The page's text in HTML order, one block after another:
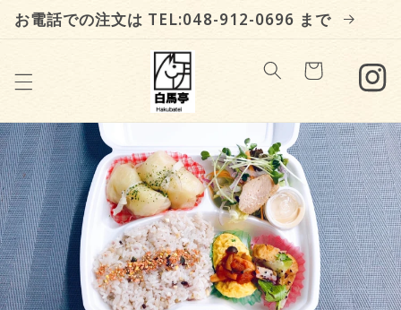
Skip to
content
お電話での注文は TEL:048-912-0696 まで
Cart